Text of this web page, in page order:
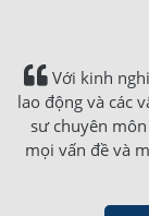
Với kinh
lao động và các
sư chuyên
mọi vấn đề và